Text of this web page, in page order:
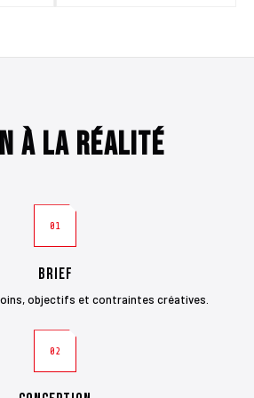
à la réalité
01
Brief
objectifs et contraintes créatives.
02